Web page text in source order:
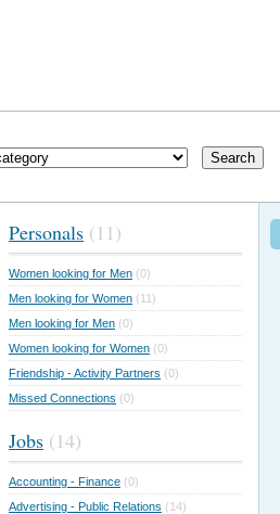
Search
Personals (11)
Women looking for Men (0)
Men looking for Women (11)
Men looking for Men (0)
Women looking for Women (0)
Friendship - Activity Partners (0)
Missed Connections (0)
Jobs (14)
Accounting - Finance (0)
Advertising - Public Relations (14)